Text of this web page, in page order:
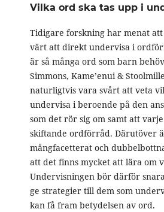
Vilka ord ska tas upp i
Tidigare forskning har menat
värt att direkt undervisa i
är så många ord som barn
Simmons, Kame’enui &
naturligtvis vara svårt att veta
undervisa i beroende på den
som det rör sig om samt att
skiftande ordförråd. Därutöver
mångfacetterat och
att det finns mycket att lära om
Undervisningen bör därför
ge strategier till dem som
kan få fram betydelsen av ord.